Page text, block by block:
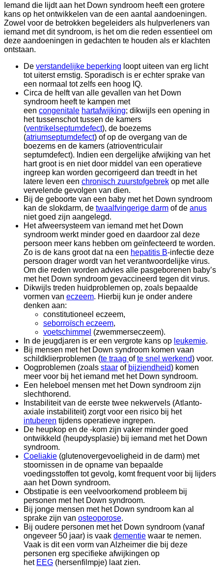
Iemand die lijdt aan het Down syndroom heeft een grotere
kans op het ontwikkelen van de een aantal aandoeningen.
Zowel voor de betrokken begeleiders als hulpverleners van
iemand met dit syndroom, is het om die reden essentieel om
deze aandoeningen in gedachten te houden als er klachten
ontstaan.
De verstandelijke beperking loopt uiteen van erg licht
tot uiterst ernstig. Sporadisch is er echter sprake van
een normaal tot zelfs een hoog IQ.
Circa de helft van alle gevallen van het Down
syndroom heeft te kampen met
een congenitale hartafwijking; dikwijls een opening in
het tussenschot tussen de kamers
(ventrikelseptumdefect), de boezems
(atriumseptumdefect) of op de overgang van de
boezems en de kamers (atrioventriculair
septumdefect). Indien een dergelijke afwijking van het
hart groot is en niet door middel van een operatieve
ingreep kan worden gecorrigeerd dan treedt in het
latere leven een chronisch zuurstofgebrek op met alle
vervelende gevolgen van dien.
Bij de geboorte van een baby met het Down syndroom
kan de slokdarm, de twaalfvingerige darm of de anus
niet goed zijn aangelegd.
Het afweersysteem van iemand met het Down
syndroom werkt minder goed en daardoor zal deze
persoon meer kans hebben om geïnfecteerd te worden.
Zo is de kans groot dat na een hepatitis B-infectie deze
persoon drager wordt van het verantwoordelijke virus.
Om die reden worden advies alle pasgeborenen baby’s
met het Down syndroom gevaccineerd tegen dit virus.
Dikwijls treden huidproblemen op, zoals bepaalde
vormen van eczeem. Hierbij kun je onder andere
denken aan:
constitutioneel eczeem,
seborroïsch eczeem,
voetschimmel (zwemmerseczeem).
In de jeugdjaren is er een vergrote kans op leukemie.
Bij mensen met het Down syndroom komen vaan
schildklierproblemen (te traag ofte snel werkend) voor.
Oogproblemen (zoals staar of bijziendheid) komen
meer voor bij het iemand met het Down syndroom.
Een heleboel mensen met het Down syndroom zijn
slechthorend.
Instabiliteit van de eerste twee nekwervels (Atlanto-
axiale instabiliteit) zorgt voor een risico bij het
intuberen tijdens operatieve ingrepen.
De heupkop en de -kom zijn vaker minder goed
ontwikkeld (heupdysplasie) bij iemand met het Down
syndroom.
Coeliakie (glutenovergevoeligheid in de darm) met
stoornissen in de opname van bepaalde
voedingsstoffen tot gevolg, komt frequent voor bij lijders
aan het Down syndroom.
Obstipatie is een veelvoorkomend probleem bij
personen met het Down syndroom.
Bij jonge mensen met het Down syndroom kan al
sprake zijn van osteoporose.
Bij oudere personen met het Down syndroom (vanaf
ongeveer 50 jaar) is vaak dementie waar te nemen.
Vaak is dit een vorm van Alzheimer die bij deze
personen erg specifieke afwijkingen op
het EEG (hersenfilmpje) laat zien.